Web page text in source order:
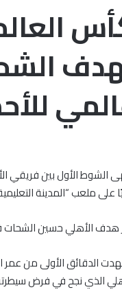
الشوط الأول بين فريقي
على ملعب “المدينة
الأهلي حسين الشحات في الدقيقة 30
الدقائق الأولى من عمر
الذي نجح في فرض
في الملتقى
وعظ المنوفيَّة..
الهُويَّة
المجتمعي ومصدر